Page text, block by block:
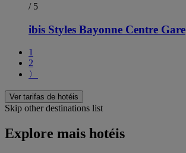
/ 5
ibis Styles Bayonne Centre Gare
1
2
〉
Ver tarifas de hotéis
Skip other destinations list
Explore mais hotéis